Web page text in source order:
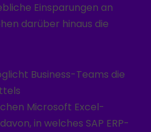
Einsparungen an
darüber hinaus die
Business-Teams die
Microsoft Excel-
in welches SAP ERP-